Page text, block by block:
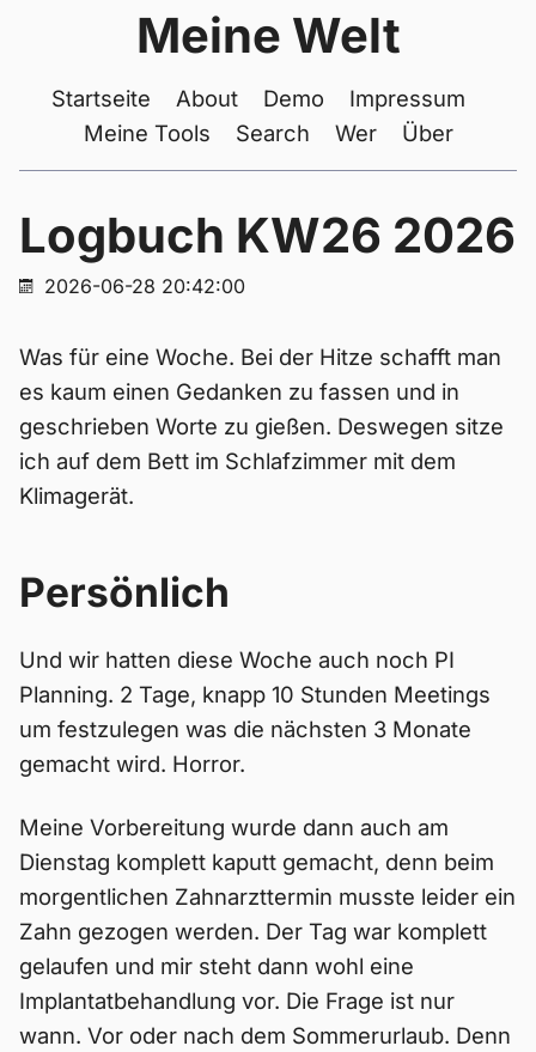
Meine Welt
Startseite About Demo
Impressum
Meine Tools
Search Wer Über
Logbuch KW26 2026
2026-06-28 20:42:00
Was für eine Woche. Bei der Hitze schafft man
es kaum einen Gedanken zu fassen und in
geschrieben Worte zu gießen. Deswegen sitze
ich auf dem Bett im Schlafzimmer mit dem
Klimagerät.
Persönlich
Und wir hatten diese Woche auch noch PI
Planning. 2 Tage, knapp 10 Stunden Meetings
um festzulegen was die nächsten 3 Monate
gemacht wird. Horror.
Meine Vorbereitung wurde dann auch am
Dienstag komplett kaputt gemacht, denn beim
morgentlichen Zahnarzttermin musste leider ein
Zahn gezogen werden. Der Tag war komplett
gelaufen und mir steht dann wohl eine
Implantatbehandlung vor. Die Frage ist nur
wann. Vor oder nach dem Sommerurlaub. Denn